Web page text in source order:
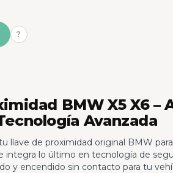
?
BMW X5 X6 –
Avanzada
llave de proximidad original BMW
integra lo último en tecnología de
y encendido sin contacto para tu